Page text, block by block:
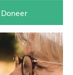
Doneer